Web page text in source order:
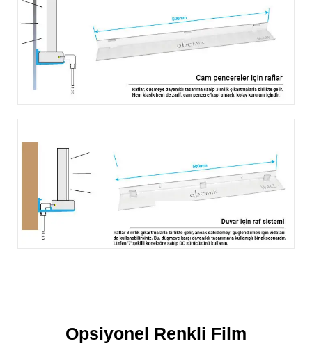
Opsiyonel Renkli Film